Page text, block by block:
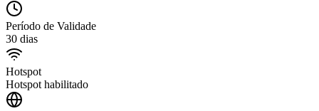
Período de Validade
30 dias
Hotspot
Hotspot habilitado